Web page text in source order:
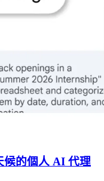
候的個人 AI 代理